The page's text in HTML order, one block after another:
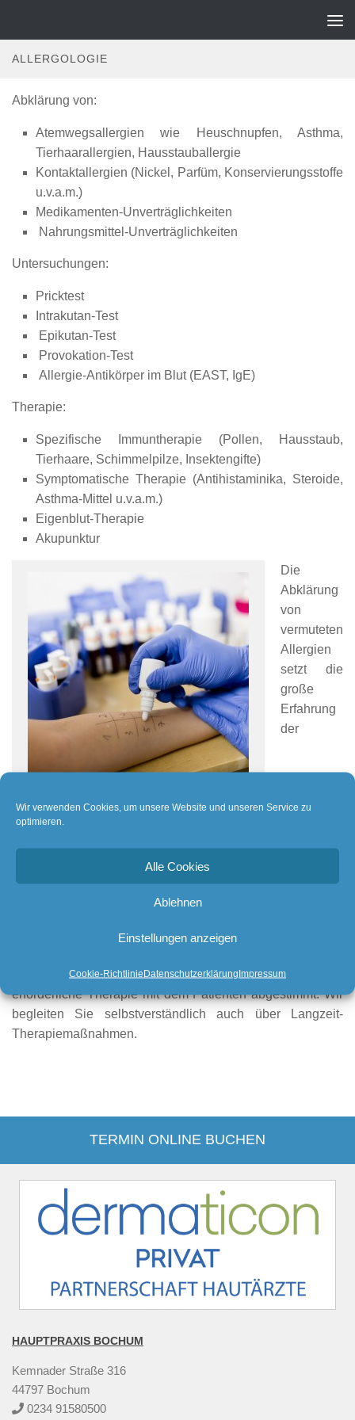
Wir verwenden Cookies, um unsere Website und unseren Service zu
optimieren.
Alle Cookies
Ablehnen
Einstellungen anzeigen
Cookie-RichtlinieDatenschutzerklärungImpressum
ALLERGOLOGIE
Abklärung von:
Atemwegsallergien wie Heuschnupfen, Asthma,
Tierhaarallergien, Hausstauballergie
Kontaktallergien (Nickel, Parfüm, Konservierungsstoffe
u.v.a.m.)
Medikamenten-Unverträglichkeiten
Nahrungsmittel-Unverträglichkeiten
Untersuchungen:
Pricktest
Intrakutan-Test
Epikutan-Test
Provokation-Test
Allergie-Antikörper im Blut (EAST, IgE)
Therapie:
Spezifische Immuntherapie (Pollen, Hausstaub,
Tierhaare, Schimmelpilze, Insektengifte)
Symptomatische Therapie (Antihistaminika, Steroide,
Asthma-Mittel u.v.a.m.)
Eigenblut-Therapie
Akupunktur
Die
Abklärung
von
vermuteten
Allergien
setzt die
große
Erfahrung
der
durchführenden Ärzte voraus. An erster Stelle steht in
unserer Praxis immer ein ausführliches Gespräch mit dem
Patienten. Hierdurch lässt sich oft das zu untersuchende
Belastung des Patienten vermeiden.
Testergebnisse werden ausführlich besprochen und die
erforderliche Therapie mit dem Patienten abgestimmt. Wir
begleiten Sie selbstverständlich auch über Langzeit-
Therapiemaßnahmen.
TERMIN ONLINE BUCHEN
HAUPTPRAXIS BOCHUM
Kemnader Straße 316
44797 Bochum
0234 91580500